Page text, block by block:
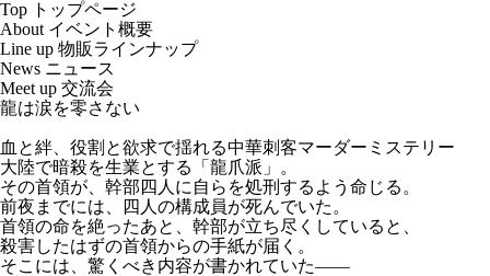
Top トップページ
About イベント概要
Line up 物販ラインナップ
News ニュース
Meet up 交流会
龍は涙を零さない
血と絆、役割と欲求で揺れる中華刺客マーダーミステリー
大陸で暗殺を生業とする「龍爪派」。
その首領が、幹部四人に自らを処刑するよう命じる。
前夜までには、四人の構成員が死んでいた。
首領の命を絶ったあと、幹部が立ち尽くしていると、
殺害したはずの首領からの手紙が届く。
そこには、驚くべき内容が書かれていた——